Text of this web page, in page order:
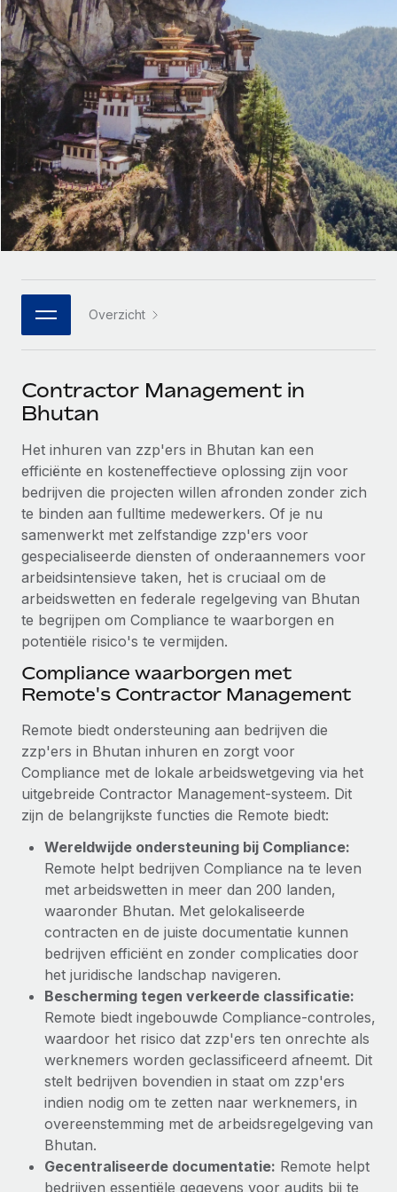
Zzp'ers internationaal onboarden en beheren
PEO
Ingewikkelde HR-taken eenvoudig uitbesteden
INFRASTRUCTUUR
Remote Embedded
HR naadloos in workflows integreren
Platform
Ingebouwde essentiële HR-functies voor je team
Integraties
DIENSTEN
Krijg hulp van global HR- en juridische experts
Achtergrondonderzoek
Vereenvoudig het screeningsproces van
kandidaten
Compliance Watchtower
Blijf compliance-risico's voor
Apparaatbeheer
Entiteiten oprichten
Mobiliteit en overplaatsing
Plaats werknemers moeiteloos over
Secundaire arbeidsvoorwaarden
Eenvoudig secundaire arbeidsvoorwaarden
beheren
GROEIFASE
Start-ups
Flexibele global HR en payroll solutions voor groeiende
bedrijven
Mid-market
Teams uitbreiden met HR solutions op maat
Enterprise
Global HR voor grote bedrijven
WERK MET ONS SAMEN
Strategische technologiepartners
Een partner worden
Ontdek hoe je met ons kunt samenwerken
Integraties en advies over AI-automatiseringen
CASESTUDY'S
Hoe AI-pionier Weaviate zijn team met 120%
liet groeien met Remote
Weaviate in één oogopslag Weaviate bouwt open source,
AI-first infrastructuur. De missie van het...
Meer informatie
Reverse Tech's strategische samenwerking
met Remote voor contractor management en
payroll
Reverse Tech in een oogopslag Reverse Tech, een start-
up op het gebied van gezondheid en welzijn,...
Meer informatie
Betalingscalculator voor zzp'ers
Ontdek valuta-opties en betaalsnelheden voor
internationale zzp'ers
LEREN MET REMOTE
Onderzoek en gidsen
Casestudy's
HR-woordenlijst
Checklists en templates
Webinars
Newsroom
Inzichtencentrum
Support
Alle bronnen bekijken
BLOG
Global Payroll
EOR en PEO
Contractor Management
Belastingen
Naar de blog
Productupdates van Remote: Gusto- en Xero-
integraties en Contractor Management Plus
Het blijft de missie van Remote om alle soorten bedrijven
te helpen bij het aannemen, beheren en...
Meer informatie
Hoe Phiture 55 werknemers in 19 landen
beheert met Remote
Phiture, een toonaangevende leider in de wereldwijde
mobiele groeiadviessector, zet zich sinds 2016...
Meer informatie
Nederlands
Français
Deutsch
Español
Italiano
Português (Portugal)
日本語
한국어
Inloggen
Overzicht
Contractor Management in
Bhutan
Het inhuren van zzp'ers in Bhutan kan een
efficiënte en kosteneffectieve oplossing zijn voor
bedrijven die projecten willen afronden zonder zich
te binden aan fulltime medewerkers. Of je nu
samenwerkt met zelfstandige zzp'ers voor
gespecialiseerde diensten of onderaannemers voor
arbeidsintensieve taken, het is cruciaal om de
arbeidswetten en federale regelgeving van Bhutan
te begrijpen om Compliance te waarborgen en
potentiële risico's te vermijden.
Compliance waarborgen met
Remote's Contractor Management
Remote biedt ondersteuning aan bedrijven die
zzp'ers in Bhutan inhuren en zorgt voor
Compliance met de lokale arbeidswetgeving via het
uitgebreide Contractor Management-systeem. Dit
zijn de belangrijkste functies die Remote biedt:
Wereldwijde ondersteuning bij Compliance:
Remote helpt bedrijven Compliance na te leven
met arbeidswetten in meer dan 200 landen,
waaronder Bhutan. Met gelokaliseerde
contracten en de juiste documentatie kunnen
bedrijven efficiënt en zonder complicaties door
het juridische landschap navigeren.
Bescherming tegen verkeerde classificatie:
Remote biedt ingebouwde Compliance‑controles,
waardoor het risico dat zzp'ers ten onrechte als
werknemers worden geclassificeerd afneemt. Dit
stelt bedrijven bovendien in staat om zzp'ers
indien nodig om te zetten naar werknemers, in
overeenstemming met de arbeidsregelgeving van
Bhutan.
Gecentraliseerde documentatie: Remote helpt
bedrijven essentiële gegevens voor audits bij te